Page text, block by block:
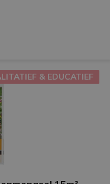
& EDUCATIEF
& EDUCATIEF